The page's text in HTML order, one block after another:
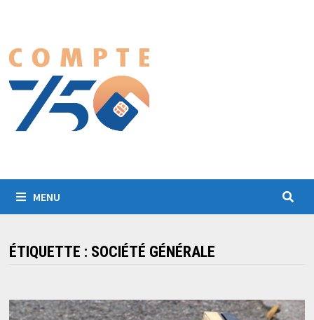
contenu
MENU
ÉTIQUETTE : SOCIÉTÉ GÉNÉRALE